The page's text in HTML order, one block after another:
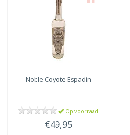
Noble Coyote Espadin
Op voorraad
€49,95